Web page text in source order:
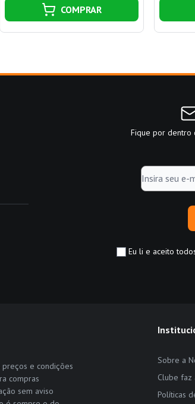
COMPRAR
Fique por dentro
Eu li e aceito
e condições
compras
sem aviso
Sobre a
Clube faz
Políticas